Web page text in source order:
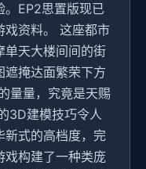
。EP2思置版现已
戏资料。 这座都市
单天大楼间间的街
遮掩达面繁荣下方
量量，究竟是天赐
3D建模技巧令人
新式的高档度，完
戏构建了一种类庞